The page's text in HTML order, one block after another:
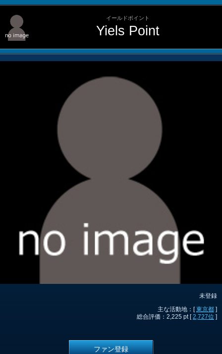
イールドポイント
Yiels Point
未登録
主な活動地：[東京都 ]
総合評価：2,225 pt [2,727位 ]
ファン登録